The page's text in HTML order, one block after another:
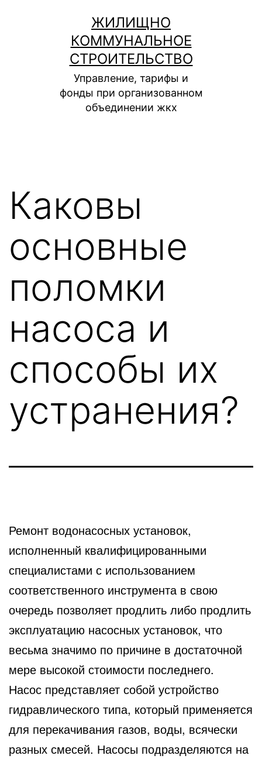
содержимому
ЖИЛИЩНО
КОММУНАЛЬНОЕ
СТРОИТЕЛЬСТВО
Управление, тарифы и
фонды при организованном
объединении жкх
Каковы
основные
поломки
насоса и
способы их
устранения?
Ремонт водонасосных установок,
исполненный квалифицированными
специалистами с использованием
соответственного инструмента в свою
очередь позволяет продлить либо продлить
эксплуатацию насосных установок, что
весьма значимо по причине в достаточной
мере высокой стоимости последнего.
Насос представляет собой устройство
гидравлического типа, который применяется
для перекачивания газов, воды, всячески
разных смесей. Насосы подразделяются на